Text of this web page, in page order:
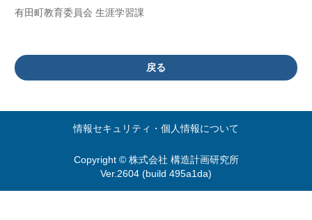
有田町教育委員会 生涯学習課
戻る
情報セキュリティ・個人情報について
Copyright © 株式会社 構造計画研究所
Ver.2604 (build 495a1da)